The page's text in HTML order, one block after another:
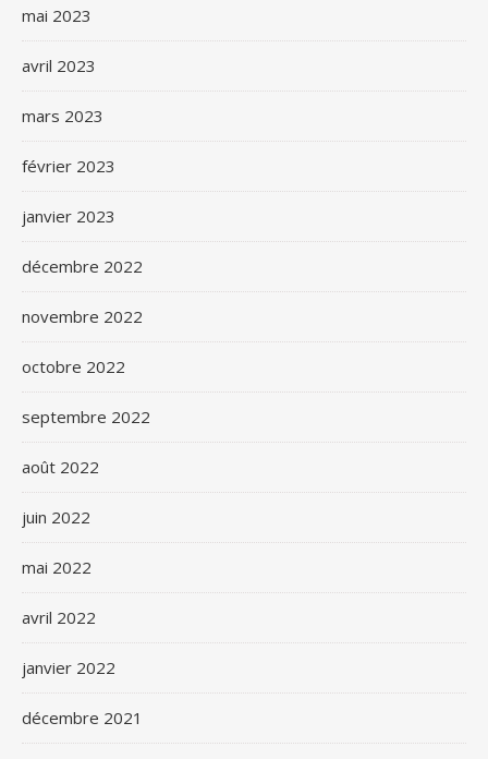
mai 2023
avril 2023
mars 2023
février 2023
janvier 2023
décembre 2022
novembre 2022
octobre 2022
septembre 2022
août 2022
juin 2022
mai 2022
avril 2022
janvier 2022
décembre 2021